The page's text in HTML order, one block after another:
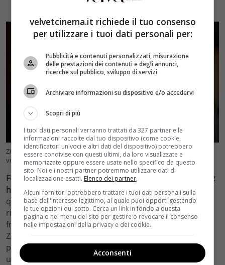
Züleyha (Foto da Facebook profilo ufficiale Terra amara –
velvetcinema.it)
Fekeli mette a conoscenza Mujgan che il giovane Yılmaz
ha aperto un conto bancario in favore di Kerem Alì
questo gesto è mirato a mettere da parte ogni tipo di
risentimento della donna verso il defunto marito. Nel
frattempo Demir fa un’importante confessione a
Züleyha riportandole di tutti i momenti di infedeltà da
parte del padre immediatamente dopo aver ritrovato
una lettera dove quest’ultimo negava ogni relazione.
velvetcinema.it richiede il tuo consenso
per utilizzare i tuoi dati personali per:
Pubblicità e contenuti personalizzati, misurazione
delle prestazioni dei contenuti e degli annunci,
ricerche sul pubblico, sviluppo di servizi
Archiviare informazioni su dispositivo e/o accedervi
Scopri di più
I tuoi dati personali verranno trattati da 327 partner e le
informazioni raccolte dal tuo dispositivo (come cookie,
identificatori univoci e altri dati del dispositivo) potrebbero
essere condivise con questi ultimi, da loro visualizzate e
memorizzate oppure essere usate nello specifico da questo
sito. Noi e i nostri partner potremmo utilizzare dati di
localizzazione esatti. Elenco dei partner.
Alcuni fornitori potrebbero trattare i tuoi dati personali sulla
base dell'interesse legittimo, al quale puoi opporti gestendo
le tue opzioni qui sotto. Cerca un link in fondo a questa
pagina o nel menu del sito per gestire o revocare il consenso
nelle impostazioni della privacy e dei cookie.
Acconsenti